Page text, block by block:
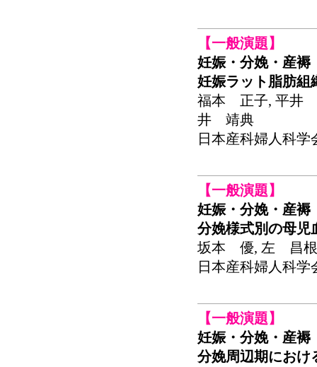
【一般演題】
妊娠・分娩・産褥
妊娠ラット脂肪組
福本 正子, 平井
井 靖典
日本産科婦人科学
【一般演題】
妊娠・分娩・産褥
分娩様式別の母
坂本 優, 左 昌
日本産科婦人科学
【一般演題】
妊娠・分娩・産褥
分娩周辺期におけ